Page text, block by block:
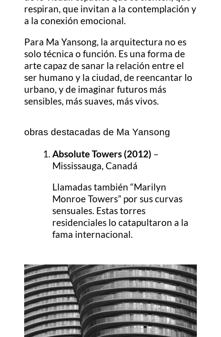
respiran, que invitan a la contemplación y
a la conexión emocional.
Para Ma Yansong, la arquitectura no es
solo técnica o función. Es una forma de
arte capaz de sanar la relación entre el
ser humano y la ciudad, de reencantar lo
urbano, y de imaginar futuros más
sensibles, más suaves, más vivos.
obras destacadas de Ma Yansong
Absolute Towers (2012) –
Mississauga, Canadá
Llamadas también “Marilyn
Monroe Towers” por sus curvas
sensuales. Estas torres
residenciales lo catapultaron a la
fama internacional.